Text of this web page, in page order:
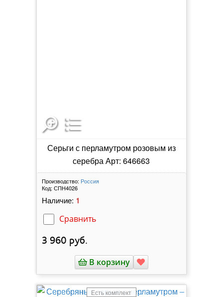
Серьги с перламутром розовым из
серебра Арт: 646663
Производство: Россия
Код: СПН4026
Наличие: 1
Сравнить
3 960 руб.
В корзину
Есть комплект